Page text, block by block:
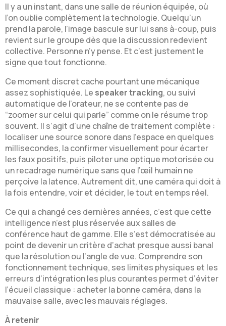
Il y a un instant, dans une salle de réunion équipée, où
l’on oublie complètement la technologie. Quelqu’un
prend la parole, l’image bascule sur lui sans à-coup, puis
revient sur le groupe dès que la discussion redevient
collective. Personne n’y pense. Et c’est justement le
signe que tout fonctionne.
Ce moment discret cache pourtant une mécanique
assez sophistiquée. Le speaker tracking, ou suivi
automatique de l’orateur, ne se contente pas de
“zoomer sur celui qui parle” comme on le résume trop
souvent. Il s’agit d’une chaîne de traitement complète :
localiser une source sonore dans l’espace en quelques
millisecondes, la confirmer visuellement pour écarter
les faux positifs, puis piloter une optique motorisée ou
un recadrage numérique sans que l’œil humain ne
perçoive la latence. Autrement dit, une caméra qui doit à
la fois entendre, voir et décider, le tout en temps réel.
Ce qui a changé ces dernières années, c’est que cette
intelligence n’est plus réservée aux salles de
conférence haut de gamme. Elle s’est démocratisée au
point de devenir un critère d’achat presque aussi banal
que la résolution ou l’angle de vue. Comprendre son
fonctionnement technique, ses limites physiques et les
erreurs d’intégration les plus courantes permet d’éviter
l’écueil classique : acheter la bonne caméra, dans la
mauvaise salle, avec les mauvais réglages.
À retenir